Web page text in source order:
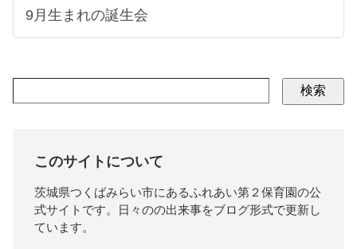
9月生まれの誕生会
検索
このサイトについて
茨城県つくばみらい市にあるふれあい第２保育園の公
式サイトです。日々のの出来事をブログ形式で更新し
ています。